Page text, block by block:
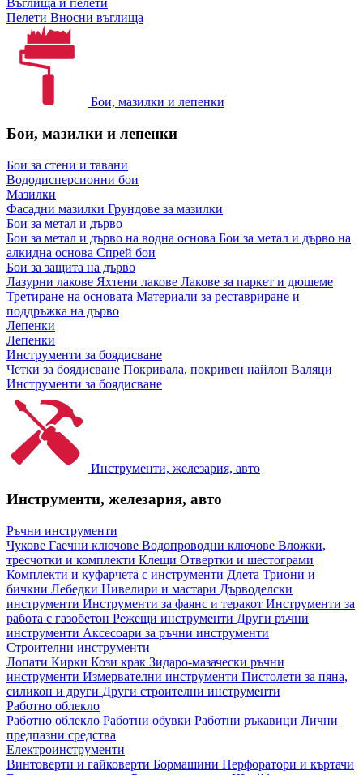
Въглища и пелети
Пелети Вносни въглища
Бои, мазилки и лепенки
Бои, мазилки и лепенки
Бои за стени и тавани
Вододисперсионни бои
Мазилки
Фасадни мазилки Грундове за мазилки
Бои за метал и дърво
Бои за метал и дърво на водна основа Бои за метал и дърво на
алкидна основа Спрей бои
Бои за защита на дърво
Лазурни лакове Яхтени лакове Лакове за паркет и дюшеме
Третиране на основата Материали за реставриране и
поддръжка на дърво
Лепенки
Лепенки
Инструменти за боядисване
Четки за боядисване Покривала, покривен найлон Валяци
Инструменти за боядисване
Инструменти, железария, авто
Инструменти, железария, авто
Ръчни инструменти
Чукове Гаечни ключове Водопроводни ключове Вложки,
тресчотки и комплекти Клещи Отвертки и шестограми
Комплекти и куфарчета с инструменти Длета Триони и
бичкии Лебедки Нивелири и мастари Дърводелски
инструменти Инструменти за фаянс и теракот Инструменти за
работа с газобетон Режещи инструменти Други ръчни
инструменти Аксесоари за ръчни инструменти
Строителни инструменти
Лопати Кирки Кози крак Зидаро-мазачески ръчни
инструменти Измервателни инструменти Пистолети за пяна,
силикон и други Други строителни инструменти
Работно облекло
Работно облекло Работни обувки Работни ръкавици Лични
предпазни средства
Електроинструменти
Винтоверти и гайковерти Бормашини Перфоратори и къртачи